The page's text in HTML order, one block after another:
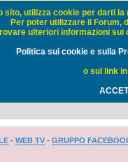
- WEB TV - GRUPPO
sito, utilizza cookie per darti
Per poter utilizzare il Forum,
ulteriori informazioni
Politica sui cookie e sulla
o sul link